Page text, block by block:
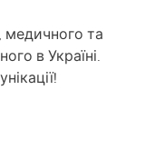
медичного та
в Україні.